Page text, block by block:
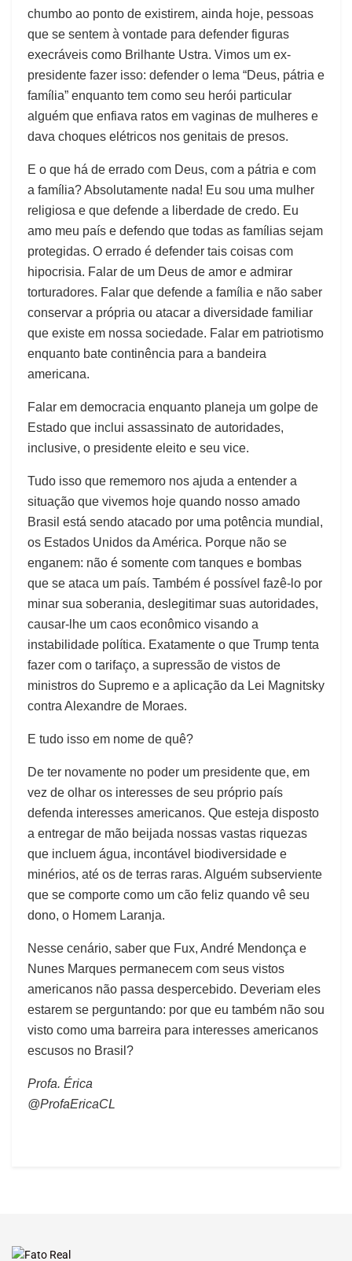
chumbo ao ponto de existirem, ainda hoje, pessoas
que se sentem à vontade para defender figuras
execráveis como Brilhante Ustra. Vimos um ex-
presidente fazer isso: defender o lema “Deus, pátria e
família” enquanto tem como seu herói particular
alguém que enfiava ratos em vaginas de mulheres e
dava choques elétricos nos genitais de presos.
E o que há de errado com Deus, com a pátria e com
a família? Absolutamente nada! Eu sou uma mulher
religiosa e que defende a liberdade de credo. Eu
amo meu país e defendo que todas as famílias sejam
protegidas. O errado é defender tais coisas com
hipocrisia. Falar de um Deus de amor e admirar
torturadores. Falar que defende a família e não saber
conservar a própria ou atacar a diversidade familiar
que existe em nossa sociedade. Falar em patriotismo
enquanto bate continência para a bandeira
americana.
Falar em democracia enquanto planeja um golpe de
Estado que inclui assassinato de autoridades,
inclusive, o presidente eleito e seu vice.
Tudo isso que rememoro nos ajuda a entender a
situação que vivemos hoje quando nosso amado
Brasil está sendo atacado por uma potência mundial,
os Estados Unidos da América. Porque não se
enganem: não é somente com tanques e bombas
que se ataca um país. Também é possível fazê-lo por
minar sua soberania, deslegitimar suas autoridades,
causar-lhe um caos econômico visando a
instabilidade política. Exatamente o que Trump tenta
fazer com o tarifaço, a supressão de vistos de
ministros do Supremo e a aplicação da Lei Magnitsky
contra Alexandre de Moraes.
E tudo isso em nome de quê?
De ter novamente no poder um presidente que, em
vez de olhar os interesses de seu próprio país
defenda interesses americanos. Que esteja disposto
a entregar de mão beijada nossas vastas riquezas
que incluem água, incontável biodiversidade e
minérios, até os de terras raras. Alguém subserviente
que se comporte como um cão feliz quando vê seu
dono, o Homem Laranja.
Nesse cenário, saber que Fux, André Mendonça e
Nunes Marques permanecem com seus vistos
americanos não passa despercebido. Deveriam eles
estarem se perguntando: por que eu também não sou
visto como uma barreira para interesses americanos
escusos no Brasil?
Profa. Érica
@ProfaEricaCL